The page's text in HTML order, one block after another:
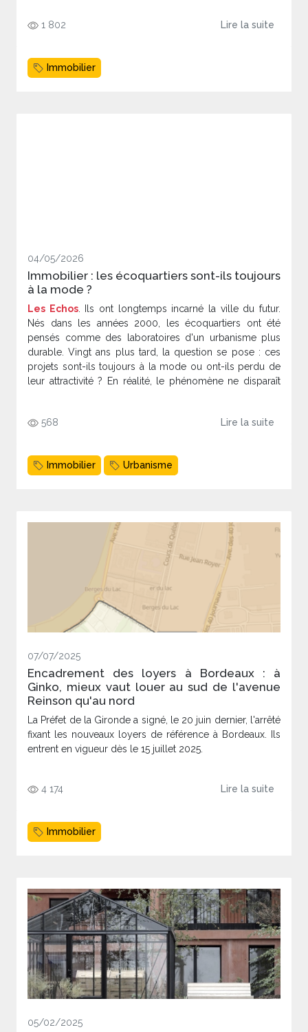
1 802 Lire la suite
Immobilier
04/05/2026
Immobilier : les écoquartiers sont-ils toujours
à la mode ?
Les Echos. Ils ont longtemps incarné la ville du futur.
Nés dans les années 2000, les écoquartiers ont été
pensés comme des laboratoires d'un urbanisme plus
durable. Vingt ans plus tard, la question se pose : ces
projets sont-ils toujours à la mode ou ont-ils perdu de
leur attractivité ? En réalité, le phénomène ne disparaît
568 Lire la suite
Immobilier Urbanisme
07/07/2025
Encadrement des loyers à Bordeaux : à
Ginko, mieux vaut louer au sud de l'avenue
Reinson qu'au nord
La Préfet de la Gironde a signé, le 20 juin dernier, l'arrêté
fixant les nouveaux loyers de référence à Bordeaux. Ils
entrent en vigueur dès le 15 juillet 2025.
4 174 Lire la suite
Immobilier
05/02/2025